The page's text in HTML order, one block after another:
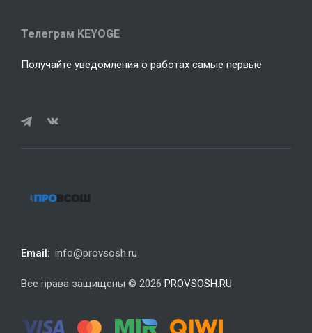
Телеграм KEYOGE
Получайте уведомления о работах самые первые
Email: info@provsosh.ru
Все права защищены © 2026 PROVSOSH.RU